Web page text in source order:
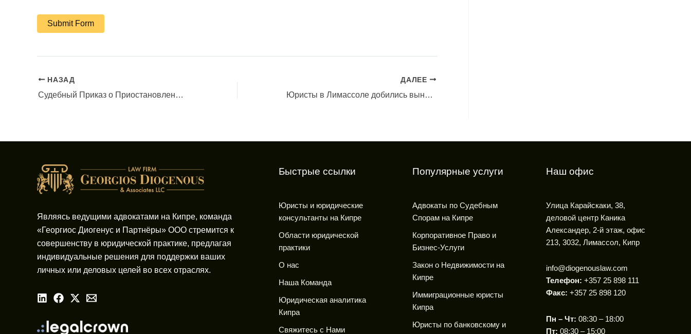
НАЗАД
Судебный Приказ о Приостановлении Деятельности Незаконного Бизнеса в Лимассоле
ДАЛЕЕ
Юристы в Лимассоле добились вынесения промежуточного судебного приказа
Являясь ведущими адвокатами на Кипре, команда
«Георгиос Диогенус и Партнёры» ООО стремится к
совершенству в юридической практике, предлагая
индивидуальные решения для поддержки ваших
личных или деловых целей во всех отраслях.
Быстрые ссылки
Юристы и юридические
консультанты на Кипре
Области юридической
практики
О нас
Наша Команда
Юридическая аналитика
Кипра
Свяжитесь с Нами
Популярные услуги
Адвокаты по Судебным
Спорам на Кипре
Корпоративное Право и
Бизнес-Услуги
Закон о Недвижимости на
Кипре
Иммиграционные юристы
Кипра
Юристы по банковскому и
Наш офис
Улица Карайскаки, 38,
деловой центр Каника
Александер, 2-й этаж, офис
213, 3032, Лимассол, Кипр
info@diogenouslaw.com
Телефон: +357 25 898 111
Факс: +357 25 898 120
Пн – Чт: 08:30 – 18:00
Пт: 08:30 – 15:00